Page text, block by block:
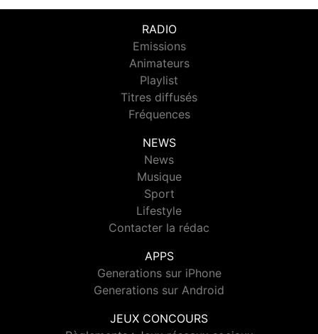
RADIO
Emissions
Animateurs
Playlist
Titres diffusés
Fréquences
NEWS
News
Musique
Sport
Lifestyle
Contacter la rédac
APPS
Generations sur iPhone
Generations sur Android
JEUX CONCOURS